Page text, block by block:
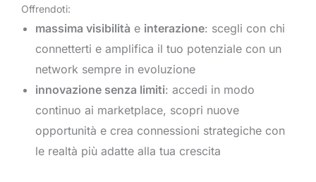
Offrendoti:
massima visibilità e interazione: scegli con chi
connetterti e amplifica il tuo potenziale con un
network sempre in evoluzione
innovazione senza limiti: accedi in modo
continuo ai marketplace, scopri nuove
opportunità e crea connessioni strategiche con
le realtà più adatte alla tua crescita